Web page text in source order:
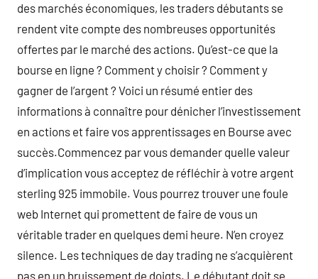
des marchés économiques, les traders débutants se
rendent vite compte des nombreuses opportunités
offertes par le marché des actions. Qu’est-ce que la
bourse en ligne ? Comment y choisir ? Comment y
gagner de l’argent ? Voici un résumé entier des
informations à connaître pour dénicher l’investissement
en actions et faire vos apprentissages en Bourse avec
succès.Commencez par vous demander quelle valeur
d’implication vous acceptez de réfléchir à votre argent
sterling 925 immobile. Vous pourrez trouver une foule
web Internet qui promettent de faire de vous un
véritable trader en quelques demi heure. N’en croyez
silence. Les techniques de day trading ne s’acquièrent
pas en un bruissement de doigts. Le débutant doit se